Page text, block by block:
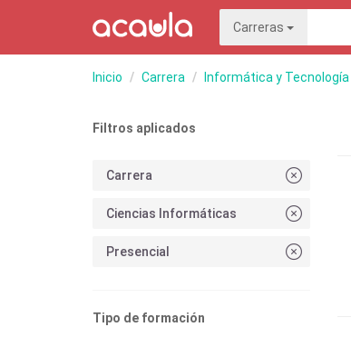
Carreras
Inicio Carrera Informática y Tecnología
Filtros aplicados
Carrera
Ciencias Informáticas
Presencial
Tipo de formación